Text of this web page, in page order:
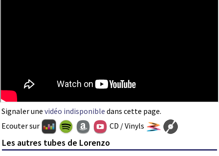
Signaler une vidéo indisponible dans cette page.
Ecouter sur
CD / Vinyls
Les autres tubes de Lorenzo